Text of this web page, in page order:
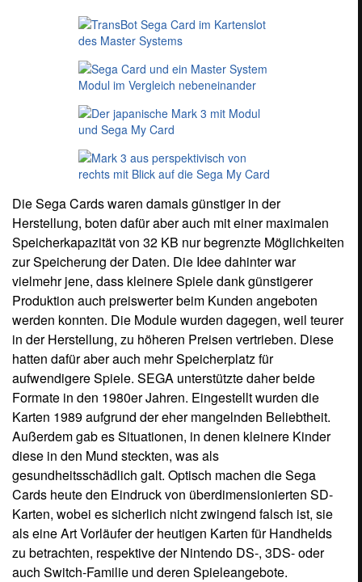
Die Sega Cards waren damals günstiger in der
Herstellung, boten dafür aber auch mit einer maximalen
Speicherkapazität von 32 KB nur begrenzte Möglichkeiten
zur Speicherung der Daten. Die Idee dahinter war
vielmehr jene, dass kleinere Spiele dank günstigerer
Produktion auch preiswerter beim Kunden angeboten
werden konnten. Die Module wurden dagegen, weil teurer
in der Herstellung, zu höheren Preisen vertrieben. Diese
hatten dafür aber auch mehr Speicherplatz für
aufwendigere Spiele. SEGA unterstützte daher beide
Formate in den 1980er Jahren. Eingestellt wurden die
Karten 1989 aufgrund der eher mangelnden Beliebtheit.
Außerdem gab es Situationen, in denen kleinere Kinder
diese in den Mund steckten, was als
gesundheitsschädlich galt. Optisch machen die Sega
Cards heute den Eindruck von überdimensionierten SD-
Karten, wobei es sicherlich nicht zwingend falsch ist, sie
als eine Art Vorläufer der heutigen Karten für Handhelds
zu betrachten, respektive der Nintendo DS-, 3DS- oder
auch Switch-Familie und deren Spieleangebote.